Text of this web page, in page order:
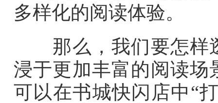
多样化的阅读体验。
那么，我们要怎样
浸于更加丰富的阅读场
可以在书城快闪店中“